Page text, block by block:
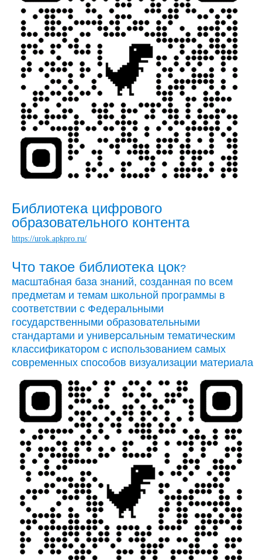
Библиотека цифрового
образовательного контента
https://urok.apkpro.ru/
Что такое библиотека цок?
масштабная база знаний, созданная по всем
предметам и темам школьной программы в
соответствии с Федеральными
государственными образовательными
стандартами и универсальным тематическим
классификатором с использованием самых
современных способов визуализации материала